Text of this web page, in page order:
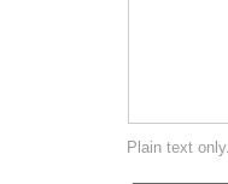
Plain text only.